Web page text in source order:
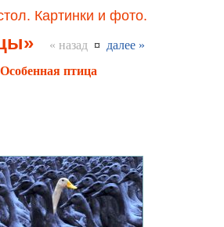
Картинки и фото.
« назад ¤ далее »
Особенная птица